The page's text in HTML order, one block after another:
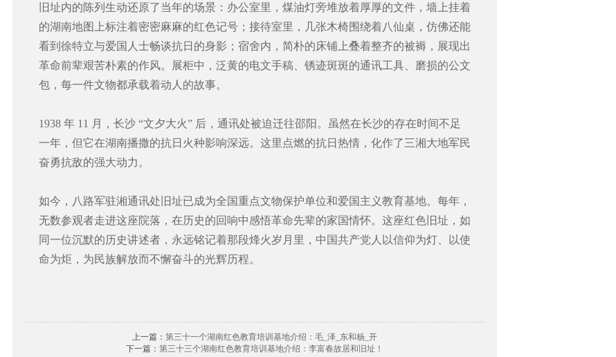
旧址内的陈列生动还原了当年的场景：办公室里，煤油灯旁堆放着厚厚的文件，墙上挂着
的湖南地图上标注着密密麻麻的红色记号；接待室里，几张木椅围绕着八仙桌，仿佛还能
看到徐特立与爱国人士畅谈抗日的身影；宿舍内，简朴的床铺上叠着整齐的被褥，展现出
革命前辈艰苦朴素的作风。展柜中，泛黄的电文手稿、锈迹斑斑的通讯工具、磨损的公文
包，每一件文物都承载着动人的故事。
1938 年 11 月，长沙 “文夕大火” 后，通讯处被迫迁往邵阳。虽然在长沙的存在时间不足
一年，但它在湖南播撒的抗日火种影响深远。这里点燃的抗日热情，化作了三湘大地军民
奋勇抗敌的强大动力。
如今，八路军驻湘通讯处旧址已成为全国重点文物保护单位和爱国主义教育基地。每年，
无数参观者走进这座院落，在历史的回响中感悟革命先辈的家国情怀。这座红色旧址，如
同一位沉默的历史讲述者，永远铭记着那段烽火岁月里，中国共产党人以信仰为灯、以使
命为炬，为民族解放而不懈奋斗的光辉历程。
上一篇： 第三十一个湖南红色教育培训基地介绍：毛_泽_东和杨_开
下一篇： 第三十三个湖南红色教育培训基地介绍：李富春故居和旧址！